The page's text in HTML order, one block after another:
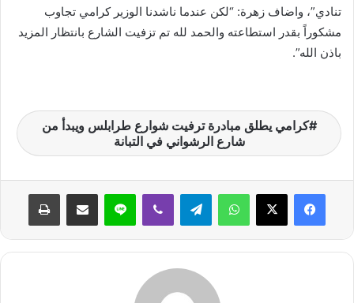
تنادي”، واضاف زهرة: “لكن عندما ناشدنا الوزير كرامي تجاوب
مشكوراً بقدر استطاعته والحمد لله تم تزفيت الشارع بانتظار المزيد
باذن الله”.
كرامي يطلق مبادرة ترفيت شوارع طرابلس ويبدأ من
شارع الرشواني في التبانة
واتساب تيلقرام ڤايبر لاين مشاركة عبر البريد طباعة